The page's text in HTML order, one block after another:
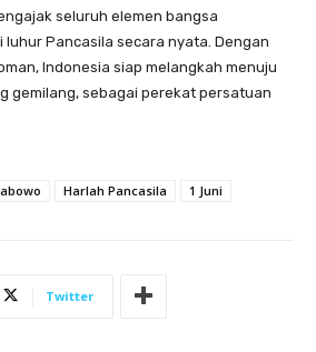
seluruh elemen bangsa
Pancasila secara nyata. Dengan
Indonesia siap melangkah menuju
gemilang, sebagai perekat persatuan
Harlah Pancasila 1 Juni
Twitter